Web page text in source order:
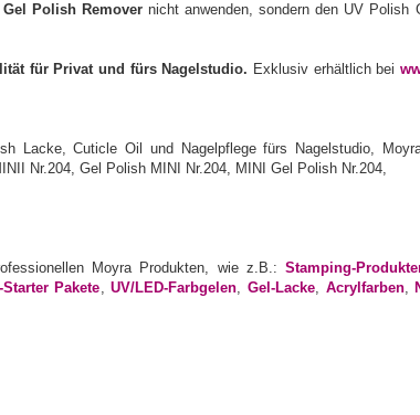
Gel Polish Remover nicht anwenden, sondern den UV Polish
für Privat und fürs Nagelstudio. Exklusiv erhältlich bei
Moyra Produkten, wie z.B.: Stamping-
Pakete,UV/LED-Farbgelen, Gel-Lacke, Acrylfarben,